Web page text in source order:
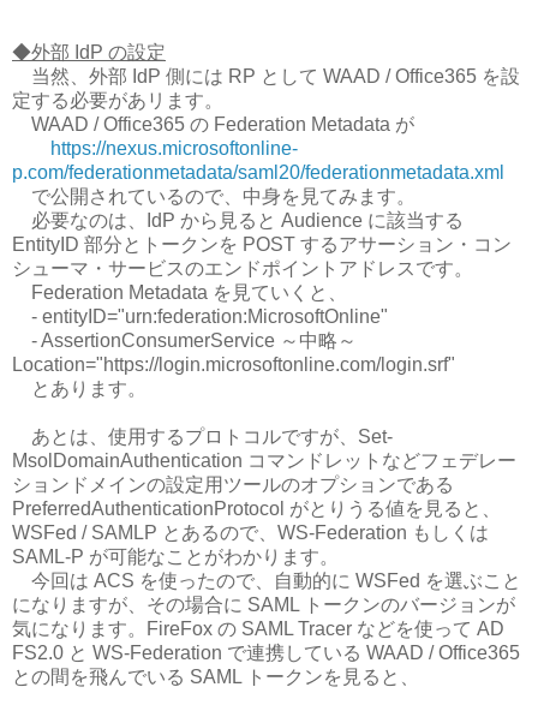
◆外部 IdP の設定
当然、外部 IdP 側には RP として WAAD / Office365 を設
定する必要があリます。
WAAD / Office365 の Federation Metadata が
https://nexus.microsoftonline-
p.com/federationmetadata/saml20/federationmetadata.xml
で公開されているので、中身を見てみます。
必要なのは、IdP から見ると Audience に該当する
EntityID 部分とトークンを POST するアサーション・コン
シューマ・サービスのエンドポイントアドレスです。
Federation Metadata を見ていくと、
- entityID="urn:federation:MicrosoftOnline"
- AssertionConsumerService ～中略～
Location="https://login.microsoftonline.com/login.srf"
とあります。
あとは、使用するプロトコルですが、Set-
MsolDomainAuthentication コマンドレットなどフェデレー
ションドメインの設定用ツールのオプションである
PreferredAuthenticationProtocol がとりうる値を見ると、
WSFed / SAMLP とあるので、WS-Federation もしくは
SAML-P が可能なことがわかります。
今回は ACS を使ったので、自動的に WSFed を選ぶこと
になりますが、その場合に SAML トークンのバージョンが
気になります。FireFox の SAML Tracer などを使って AD
FS2.0 と WS-Federation で連携している WAAD / Office365
との間を飛んでいる SAML トークンを見ると、